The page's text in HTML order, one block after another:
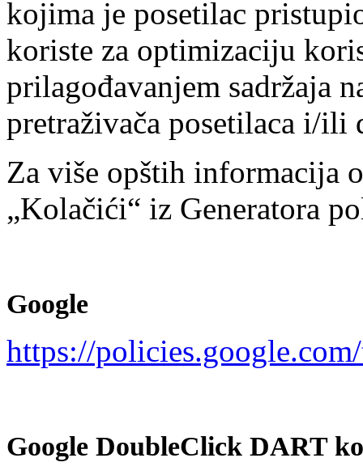
kojima je posetilac
koriste za optimizaciju
prilagođavanjem sadržaja
pretraživača posetilaca i/
Za više opštih informacija
„Kolačići“ iz Generatora
Google
https://
Google DoubleClick DART